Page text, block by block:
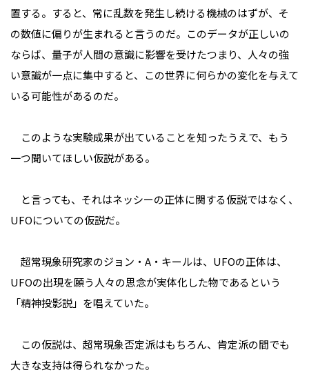
置する。すると、常に乱数を発生し続ける機械のはずが、そ
の数値に偏りが生まれると言うのだ。このデータが正しいの
ならば、量子が人間の意識に影響を受けた――つまり、人々の強
い意識が一点に集中すると、この世界に何らかの変化を与えて
いる可能性があるのだ。
このような実験成果が出ていることを知ったうえで、もう
一つ聞いてほしい仮説がある。
と言っても、それはネッシーの正体に関する仮説ではなく、
UFOについての仮説だ。
超常現象研究家のジョン・A・キールは、UFOの正体は、
UFOの出現を願う人々の思念が実体化した物であるという
「精神投影説」を唱えていた。
この仮説は、超常現象否定派はもちろん、肯定派の間でも
大きな支持は得られなかった。